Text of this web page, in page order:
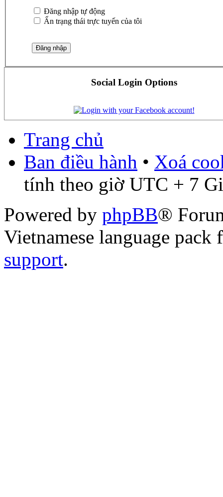
Đăng nhập tự động
Ẩn trạng thái trực tuyến của tôi
Social Login Options
Trang chủ
Ban điều hành • Xoá
tính theo giờ UTC + 7
Powered by phpBB®
Vietnamese language
support.